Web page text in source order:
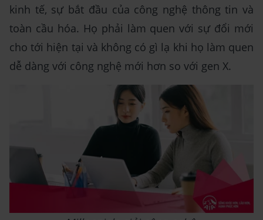
kinh tế, sự bắt đầu của công nghệ thông tin và
toàn cầu hóa. Họ phải làm quen với sự đổi mới
cho tới hiện tại và không có gì lạ khi họ làm quen
dễ dàng với công nghệ mới hơn so với gen X.